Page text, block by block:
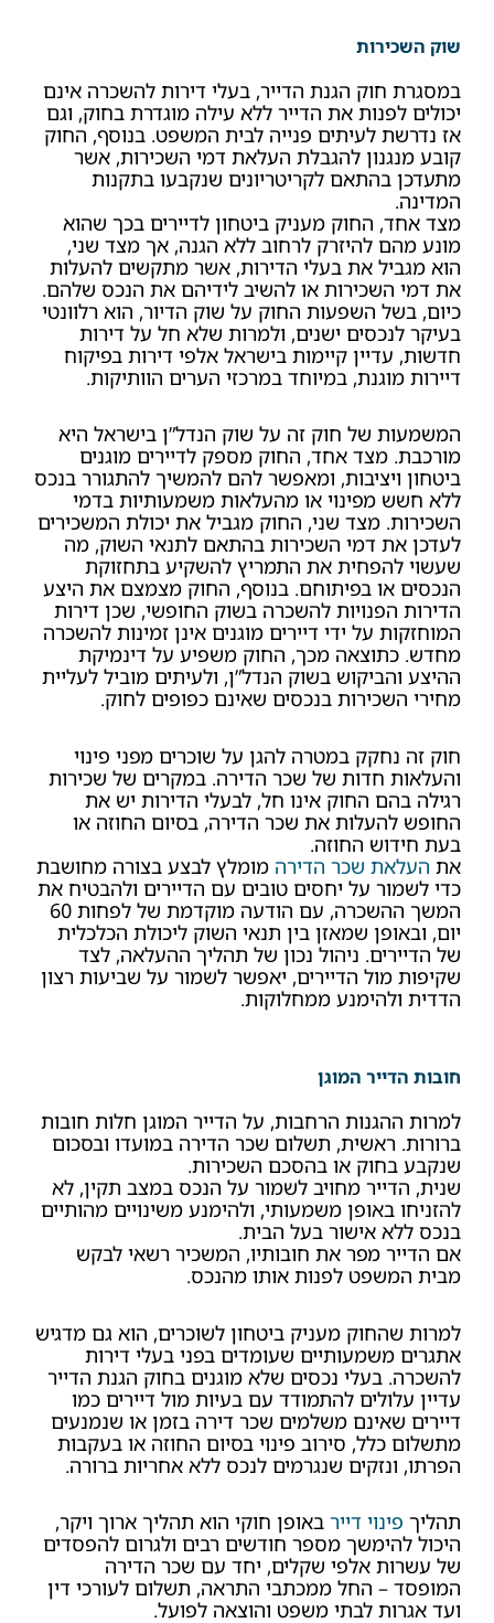
שוק השכירות
במסגרת חוק הגנת הדייר, בעלי דירות להשכרה אינם
יכולים לפנות את הדייר ללא עילה מוגדרת בחוק, וגם
אז נדרשת לעיתים פנייה לבית המשפט. בנוסף, החוק
קובע מנגנון להגבלת העלאת דמי השכירות, אשר
מתעדכן בהתאם לקריטריונים שנקבעו בתקנות
המדינה.
מצד אחד, החוק מעניק ביטחון לדיירים בכך שהוא
מונע מהם להיזרק לרחוב ללא הגנה, אך מצד שני,
הוא מגביל את בעלי הדירות, אשר מתקשים להעלות
את דמי השכירות או להשיב לידיהם את הנכס שלהם.
כיום, בשל השפעות החוק על שוק הדיור, הוא רלוונטי
בעיקר לנכסים ישנים, ולמרות שלא חל על דירות
חדשות, עדיין קיימות בישראל אלפי דירות בפיקוח
דיירות מוגנת, במיוחד במרכזי הערים הוותיקות.
המשמעות של חוק זה על שוק הנדל”ן בישראל היא
מורכבת. מצד אחד, החוק מספק לדיירים מוגנים
ביטחון ויציבות, ומאפשר להם להמשיך להתגורר בנכס
ללא חשש מפינוי או מהעלאות משמעותיות בדמי
השכירות. מצד שני, החוק מגביל את יכולת המשכירים
לעדכן את דמי השכירות בהתאם לתנאי השוק, מה
שעשוי להפחית את התמריץ להשקיע בתחזוקת
הנכסים או בפיתוחם. בנוסף, החוק מצמצם את היצע
הדירות הפנויות להשכרה בשוק החופשי, שכן דירות
המוחזקות על ידי דיירים מוגנים אינן זמינות להשכרה
מחדש. כתוצאה מכך, החוק משפיע על דינמיקת
ההיצע והביקוש בשוק הנדל”ן, ולעיתים מוביל לעליית
מחירי השכירות בנכסים שאינם כפופים לחוק.
חוק זה נחקק במטרה להגן על שוכרים מפני פינוי
והעלאות חדות של שכר הדירה. במקרים של שכירות
רגילה בהם החוק אינו חל, לבעלי הדירות יש את
החופש להעלות את שכר הדירה, בסיום החוזה או
בעת חידוש החוזה.
את העלאת שכר הדירה מומלץ לבצע בצורה מחושבת
כדי לשמור על יחסים טובים עם הדיירים ולהבטיח את
המשך ההשכרה, עם הודעה מוקדמת של לפחות 60
יום, ובאופן שמאזן בין תנאי השוק ליכולת הכלכלית
של הדיירים. ניהול נכון של תהליך ההעלאה, לצד
שקיפות מול הדיירים, יאפשר לשמור על שביעות רצון
הדדית ולהימנע ממחלוקות.
חובות הדייר המוגן
למרות ההגנות הרחבות, על הדייר המוגן חלות חובות
ברורות. ראשית, תשלום שכר הדירה במועדו ובסכום
שנקבע בחוק או בהסכם השכירות.
שנית, הדייר מחויב לשמור על הנכס במצב תקין, לא
להזניחו באופן משמעותי, ולהימנע משינויים מהותיים
בנכס ללא אישור בעל הבית.
אם הדייר מפר את חובותיו, המשכיר רשאי לבקש
מבית המשפט לפנות אותו מהנכס.
למרות שהחוק מעניק ביטחון לשוכרים, הוא גם מדגיש
אתגרים משמעותיים שעומדים בפני בעלי דירות
להשכרה. בעלי נכסים שלא מוגנים בחוק הגנת הדייר
עדיין עלולים להתמודד עם בעיות מול דיירים כמו
דיירים שאינם משלמים שכר דירה בזמן או שנמנעים
מתשלום כלל, סירוב פינוי בסיום החוזה או בעקבות
הפרתו, ונזקים שנגרמים לנכס ללא אחריות ברורה.
תהליך פינוי דייר באופן חוקי הוא תהליך ארוך ויקר,
היכול להימשך מספר חודשים רבים ולגרום להפסדים
של עשרות אלפי שקלים, יחד עם שכר הדירה
המופסד – החל ממכתבי התראה, תשלום לעורכי דין
ועד אגרות לבתי משפט והוצאה לפועל.